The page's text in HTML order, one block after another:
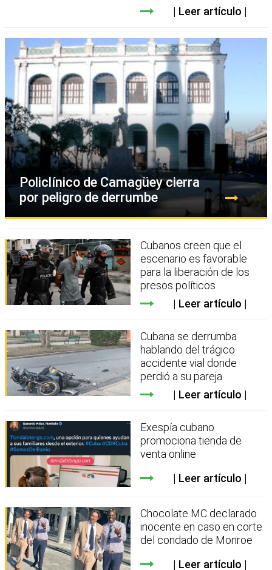
Leer artículo
Policlínico de Camagüey cierra
por peligro de derrumbe
Cubanos creen que el
escenario es favorable
para la liberación de los
presos políticos
Leer artículo
Cubana se derrumba
hablando del trágico
accidente vial donde
perdió a su pareja
Leer artículo
Exespía cubano
promociona tienda de
venta online
Leer artículo
Chocolate MC declarado
inocente en caso en corte
del condado de Monroe
Leer artículo